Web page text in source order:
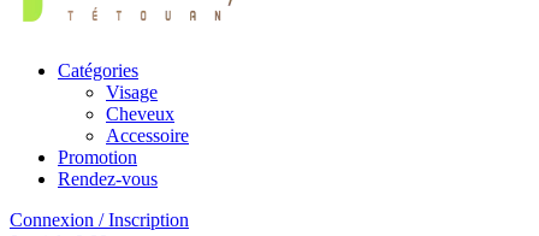
Catégories
Visage
Cheveux
Accessoire
Promotion
Rendez-vous
Connexion / Inscription